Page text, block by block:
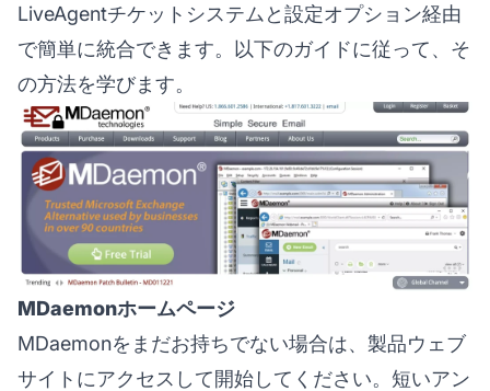
LiveAgentチケットシステムと設定オプション経由
で簡単に統合できます。以下のガイドに従って、そ
の方法を学びます。
MDaemonホームページ
MDaemonをまだお持ちでない場合は、製品ウェブ
サイトにアクセスして開始してください。短いアン